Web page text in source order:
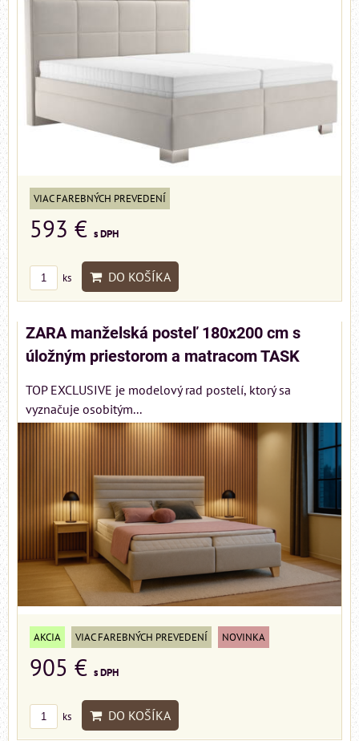
VIAC FAREBNÝCH PREVEDENÍ
593 € s DPH
ks DO KOŠÍKA
ZARA manželská posteľ 180x200 cm s
úložným priestorom a matracom TASK
TOP EXCLUSIVE je modelový rad postelí, ktorý sa
vyznačuje osobitým...
AKCIA VIAC FAREBNÝCH PREVEDENÍ NOVINKA
905 € s DPH
ks DO KOŠÍKA